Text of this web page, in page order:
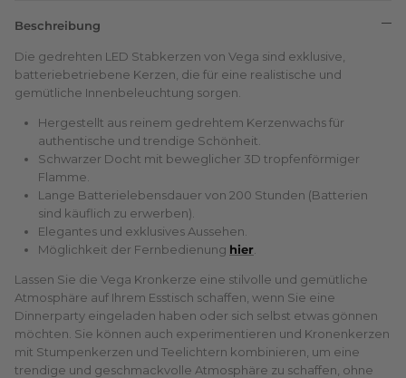
Beschreibung
Die gedrehten LED Stabkerzen von Vega sind exklusive,
batteriebetriebene Kerzen, die für eine realistische und
gemütliche Innenbeleuchtung sorgen.
Hergestellt aus reinem gedrehtem Kerzenwachs für
authentische und trendige Schönheit.
Schwarzer Docht mit beweglicher 3D tropfenförmiger
Flamme.
Lange Batterielebensdauer von 200 Stunden (Batterien
sind käuflich zu erwerben).
Elegantes und exklusives Aussehen.
Möglichkeit der Fernbedienung hier
Lassen Sie die Vega Kronkerze eine stilvolle und gemütliche
Atmosphäre auf Ihrem Esstisch schaffen, wenn Sie eine
Dinnerparty eingeladen haben oder sich selbst etwas gönnen
möchten. Sie können auch experimentieren und Kronenkerzen
mit Stumpenkerzen und Teelichtern kombinieren, um eine
trendige und geschmackvolle Atmosphäre zu schaffen, ohne